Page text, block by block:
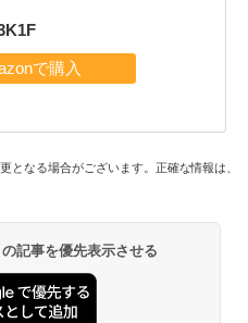
なる場合がございます。正確な情報は、
記事を優先表示させる